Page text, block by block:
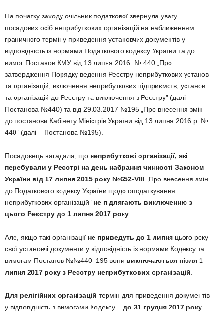
На початку заходу очільник податкової звернула увагу
посадових осіб неприбуткових організацій на наближенням
граничного терміну приведення установчих документів у
відповідність із нормами Податкового кодексу України та до
вимог Постанов КМУ від 13 липня 2016 № 440 „Про
затвердження Порядку ведення Реєстру неприбуткових установ
та організацій, включення неприбуткових підприємств, установ
та організацій до Реєстру та виключення з Реєстру” (далі –
Постанова №440) та від 29.03.2017 №195 „Про внесення змін
до постанови Кабінету Міністрів України від 13 липня 2016 р. №
440” (далі – Постанова №195).
Посадовець нагадала, що неприбуткові організації, які
перебували у Реєстрі на день набрання чинності Законом
України від 17 липня 2015 року №652-VIII „Про внесення змін
до Податкового кодексу України щодо оподаткування
неприбуткових організацій” не підлягають виключенню з
цього Реєстру до 1 липня 2017 року
Але, якщо такі організації не приведуть до 1 липня цього року
свої установчі документи у відповідність із нормами Кодексу та
вимогам Постанов №№440, 195 вони виключаються після 1
липня 2017 року з Реєстру неприбуткових організацій
Для релігійних організацій термін для приведення документів
у відповідність з вимогами Кодексу – до 31 грудня 2017 року